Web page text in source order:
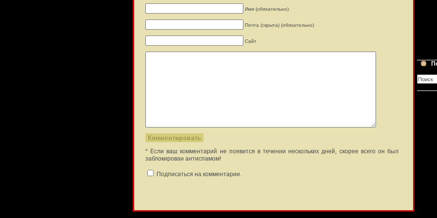
Имя (обязательно)
Почта (скрыта) (обязательно)
Сайт
* Если ваш комментарий не появится в течении нескольких дней, скорее всего он был
заблокирован антиспамом!
Подписаться на комментарии.